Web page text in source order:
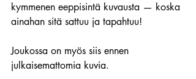
kymmenen eeppisintä kuvausta — koska
ainahan sitä sattuu ja tapahtuu!
Joukossa on myös siis ennen
julkaisemattomia kuvia.